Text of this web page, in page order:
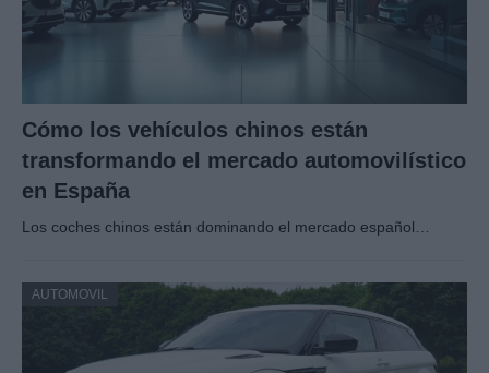
Cómo los vehículos chinos están
transformando el mercado automovilístico
en España
Los coches chinos están dominando el mercado español…
AUTOMOVIL